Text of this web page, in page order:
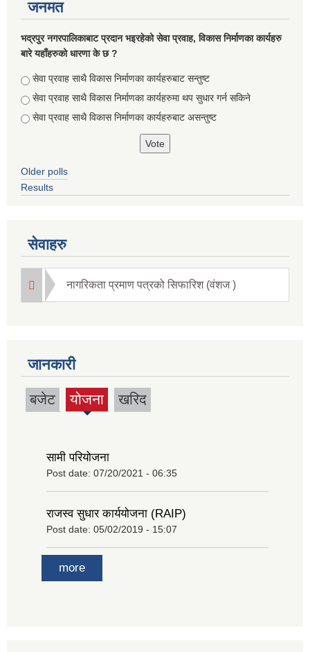
जनमत
भद्रपुर नगरपालिकाबाट प्रदान भइरहेको सेवा प्रवाह, विकास निर्माणका कार्यहरु
बारे यहाँहरुको धारणा के छ ?
Choices
सेवा प्रवाह साथै विकास निर्माणका कार्यहरुबाट सन्तुष्ट
सेवा प्रवाह साथै विकास निर्माणका कार्यहरुमा थप सुधार गर्न सकिने
सेवा प्रवाह साथै विकास निर्माणका कार्यहरुबाट असन्तुष्ट
Older polls
Results
सेवाहरु
नागरिकता प्रमाण पत्रको सिफारिश (वंशज )
जानकारी
बजेट योजना
(active
खरिद
सामी परियोजना
Post date: 07/20/2021 - 06:35
राजस्व सुधार कार्ययोजना (RAIP)
Post date: 05/02/2019 - 15:07
more